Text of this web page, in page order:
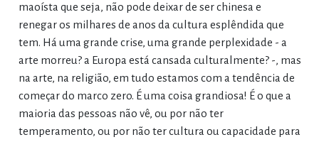
maoísta que seja, não pode deixar de ser chinesa e
renegar os milhares de anos da cultura esplêndida que
tem. Há uma grande crise, uma grande perplexidade - a
arte morreu? a Europa está cansada culturalmente? -, mas
na arte, na religião, em tudo estamos com a tendência de
começar do marco zero. É uma coisa grandiosa! É o que a
maioria das pessoas não vê, ou por não ter
temperamento, ou por não ter cultura ou capacidade para